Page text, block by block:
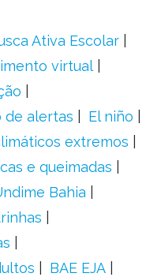
Ativa Escolar
virtual
de alertas
El niño
extremos
e queimadas
Bahia
BAE EJA